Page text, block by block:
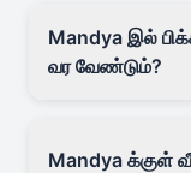
Mandya இல்
வர வேண்டும்?
Mandya க்குள்